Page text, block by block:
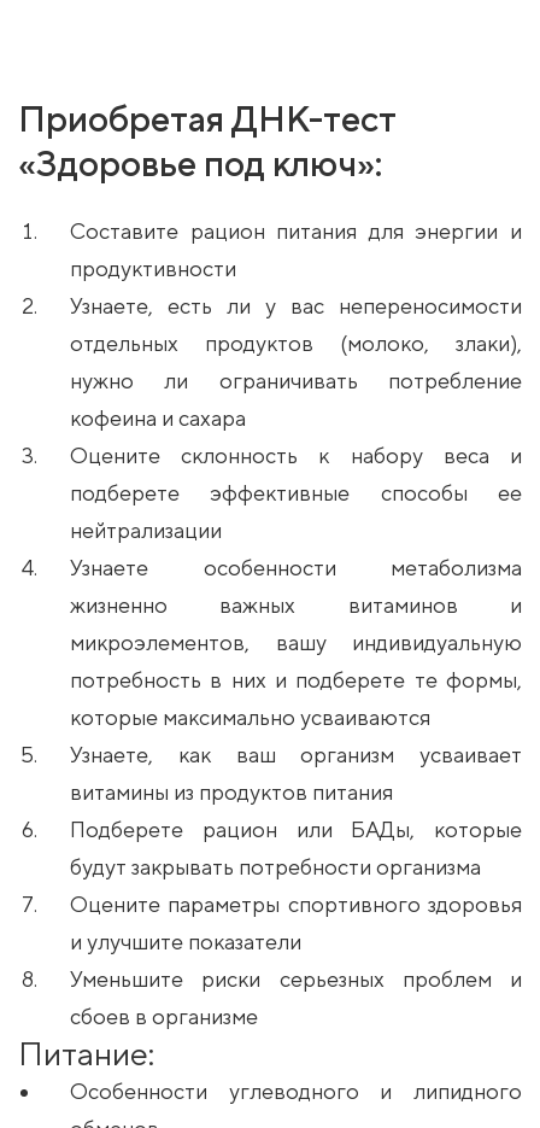
Приобретая ДНК-тест
«Здоровье под ключ»:
Составите рацион питания для энергии и
продуктивности
Узнаете, есть ли у вас непереносимости
отдельных продуктов (молоко, злаки),
нужно ли ограничивать потребление
кофеина и сахара
Оцените склонность к набору веса и
подберете эффективные способы ее
нейтрализации
Узнаете особенности метаболизма
жизненно важных витаминов и
микроэлементов, вашу индивидуальную
потребность в них и подберете те формы,
которые максимально усваиваются
Узнаете, как ваш организм усваивает
витамины из продуктов питания
Подберете рацион или БАДы, которые
будут закрывать потребности организма
Оцените параметры спортивного здоровья
и улучшите показатели
Уменьшите риски серьезных проблем и
сбоев в организме
Питание:
Особенности углеводного и липидного